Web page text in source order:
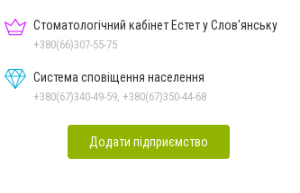
Стоматологічний кабінет Естет у Слов'янську
+380(66)307-55-75
Система сповіщення населення
+380(67)340-49-59, +380(67)350-44-68
Додати підприємство